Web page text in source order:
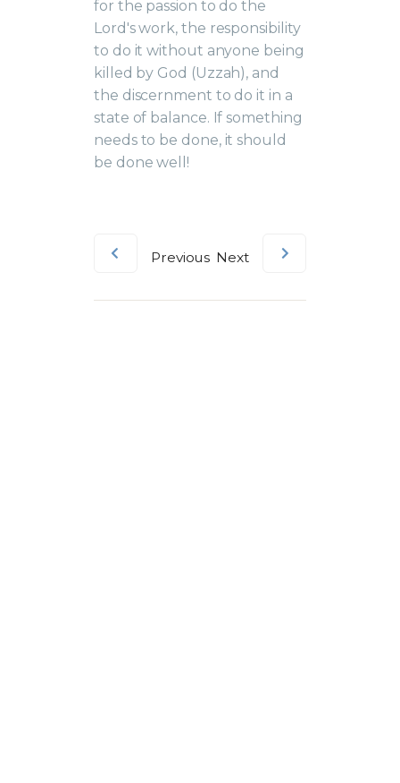
for the passion to do the
Lord's work, the responsibility
to do it without anyone being
killed by God (Uzzah), and
the discernment to do it in a
state of balance. If something
needs to be done, it should
be done well!
Previous Next